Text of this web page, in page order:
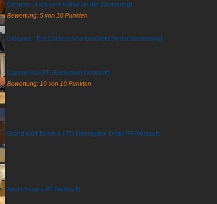
Diorama - I am your Father (In der Sammlung)
Bewertung: 5 von 10 Punkten
Diorama - The Circle is now complete (In der Sammlung)
Captain Rex PF (Exclusive) (Verkauft)
Bewertung: 10 von 10 Punkten
Grand Moff Tarkin & I-TO Interrogator Droid PF (Verkauft)
Aayla Secura PF (Verkauft)